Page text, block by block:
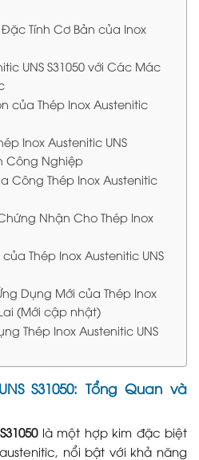
Tính Cơ Bản của Inox
UNS S31050 với Các Mác
của Thép Inox Austenitic
Inox Austenitic UNS
Công Nghiệp
Công Thép Inox Austenitic
Nhận Cho Thép Inox
Thép Inox Austenitic UNS
Dụng Mới của Thép Inox
(Mới cập nhật)
Thép Inox Austenitic UNS
S31050: Tổng Quan và
là một hợp kim đặc biệt
nổi bật với khả năng